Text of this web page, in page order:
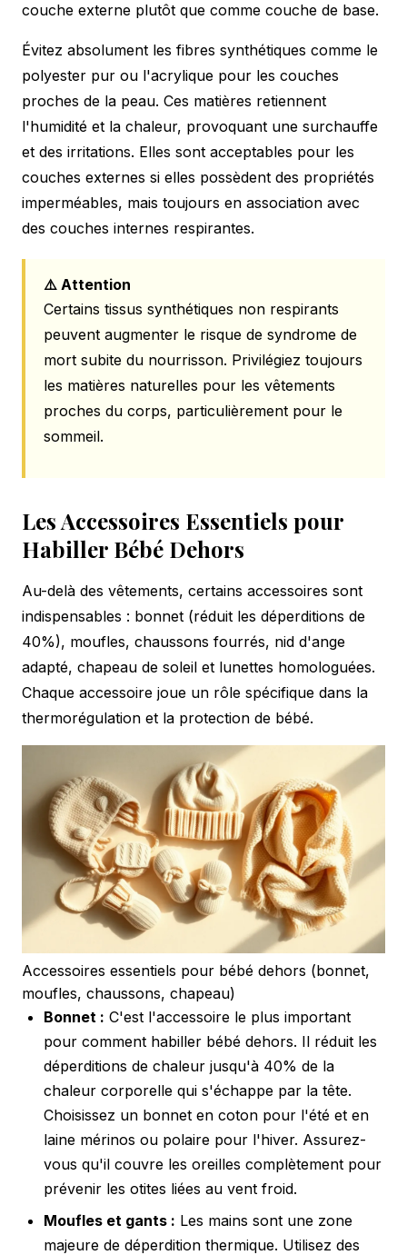
couche externe plutôt que comme couche de base.
Évitez absolument les fibres synthétiques comme le
polyester pur ou l'acrylique pour les couches
proches de la peau. Ces matières retiennent
l'humidité et la chaleur, provoquant une surchauffe
et des irritations. Elles sont acceptables pour les
couches externes si elles possèdent des propriétés
imperméables, mais toujours en association avec
des couches internes respirantes.
⚠️ Attention
Certains tissus synthétiques non respirants
peuvent augmenter le risque de syndrome de
mort subite du nourrisson. Privilégiez toujours
les matières naturelles pour les vêtements
proches du corps, particulièrement pour le
sommeil.
Les Accessoires Essentiels pour
Habiller Bébé Dehors
Au-delà des vêtements, certains accessoires sont
indispensables : bonnet (réduit les déperditions de
40%), moufles, chaussons fourrés, nid d'ange
adapté, chapeau de soleil et lunettes homologuées.
Chaque accessoire joue un rôle spécifique dans la
thermorégulation et la protection de bébé.
Accessoires essentiels pour bébé dehors (bonnet,
moufles, chaussons, chapeau)
Bonnet : C'est l'accessoire le plus important
pour comment habiller bébé dehors. Il réduit les
déperditions de chaleur jusqu'à 40% de la
chaleur corporelle qui s'échappe par la tête.
Choisissez un bonnet en coton pour l'été et en
laine mérinos ou polaire pour l'hiver. Assurez-
vous qu'il couvre les oreilles complètement pour
prévenir les otites liées au vent froid.
Moufles et gants : Les mains sont une zone
majeure de déperdition thermique. Utilisez des